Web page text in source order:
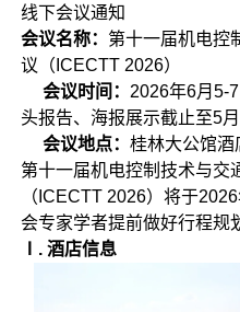
线下会议通知
会议名称： 第十一届机电控
议（ICECTT 2026）
会议时间： 2026年6月5-
头报告、海报展示截止至5月
会议地点：桂林大公馆酒
第十一届机电控制技术与交
（ICECTT 2026）将于
会专家学者提前做好行程规
Ⅰ. 酒店信息